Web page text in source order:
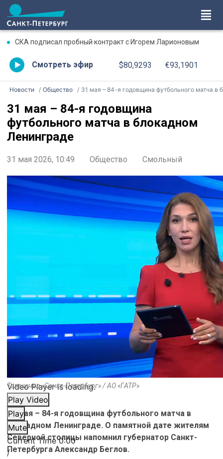
СКА подписал пробный контракт с Игорем Ларионовым
Смотреть эфир $80,9293 €93,1901
Новости Общество 31 мая – 84-я годовщина футбольного матча в блокадном Ленинграде
31 мая – 84-я годовщина
футбольного матча в блокадном
Ленинграде
31 мая 2026, 10:49 Общество Смольный
Video Player is loading.
Play Video
Play
Mute
Current Time0:00
/
Телеканал «Санкт-Петербург» / АО «ГАТР»
31 мая – 84-я годовщина футбольного матча в
блокадном Ленинграде. О памятной дате жителям
Северной столицы напомнил губернатор Санкт-
Петербурга Александр Беглов.